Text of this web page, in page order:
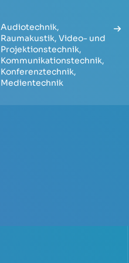
Audiotechnik,
Raumakustik, Video- und
Projektionstechnik,
Kommunikationstechnik,
Konferenztechnik,
Medientechnik